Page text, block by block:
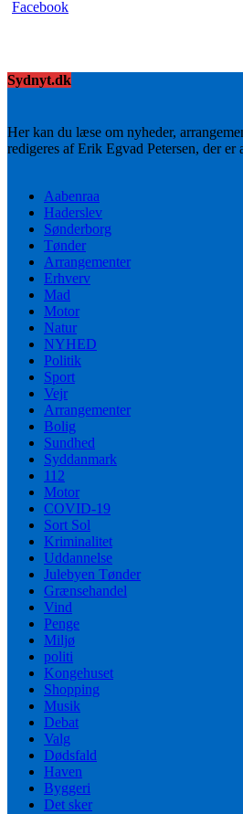
Sydnyt.dk
Her kan du læse om nyheder,
redigeres af Erik Egvad Petersen, der
Aabenraa
Haderslev
Sønderborg
Tønder
Arrangementer
Erhverv
Mad
Motor
Natur
NYHED
Politik
Sport
Vejr
Arrangementer
Bolig
Sundhed
Syddanmark
112
Motor
COVID-19
Sort Sol
Kriminalitet
Uddannelse
Julebyen Tønder
Grænsehandel
Vind
Penge
Miljø
politi
Kongehuset
Shopping
Musik
Debat
Valg
Dødsfald
Haven
Byggeri
Det sker